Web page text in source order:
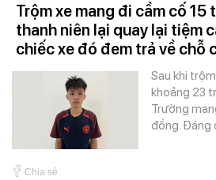
Trộm xe mang đi cầm cố 15
thanh niên lại quay lại tiệm
chiếc xe đó đem trả về chỗ
Sau khi
khoảng 23
Trường
đồng. Đáng
Chia sẻ